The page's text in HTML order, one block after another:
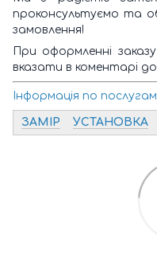
проконсультуємо та
замовлення!
При оформленні
вказати в коментарі
Інформація по послугам
ЗАМІР УСТАНОВКА